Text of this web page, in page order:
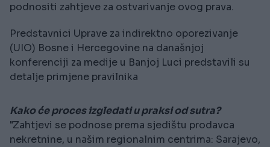
podnositi zahtjeve za ostvarivanje ovog prava.
Predstavnici Uprave za indirektno oporezivanje
(UIO) Bosne i Hercegovine na današnjoj
konferenciji za medije u Banjoj Luci predstavili su
detalje primjene pravilnika
Kako će proces izgledati u praksi od sutra?
"Zahtjevi se podnose prema sjedištu prodavca
nekretnine, u našim regionalnim centrima: Sarajevo,